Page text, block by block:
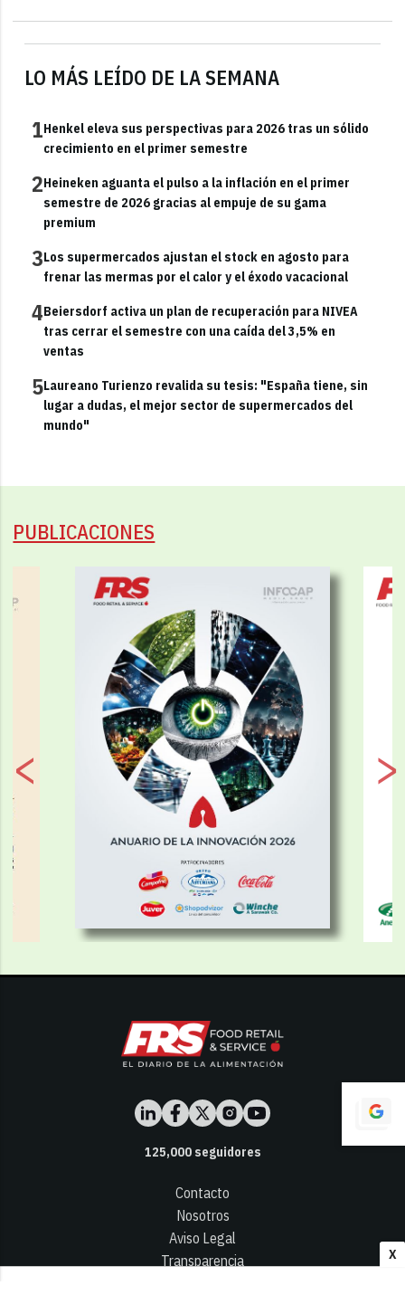
X
LO MÁS LEÍDO DE LA SEMANA
1Henkel eleva sus perspectivas para 2026 tras un sólido
crecimiento en el primer semestre
2Heineken aguanta el pulso a la inflación en el primer
semestre de 2026 gracias al empuje de su gama
premium
3Los supermercados ajustan el stock en agosto para
frenar las mermas por el calor y el éxodo vacacional
4Beiersdorf activa un plan de recuperación para NIVEA
tras cerrar el semestre con una caída del 3,5% en
ventas
5Laureano Turienzo revalida su tesis: "España tiene, sin
lugar a dudas, el mejor sector de supermercados del
mundo"
PUBLICACIONES
125,000seguidores
Contacto
Nosotros
Aviso Legal
Transparencia